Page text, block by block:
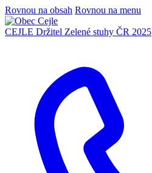
Rovnou na obsah Rovnou na menu
CEJLE Držitel Zelené stuhy ČR 2025